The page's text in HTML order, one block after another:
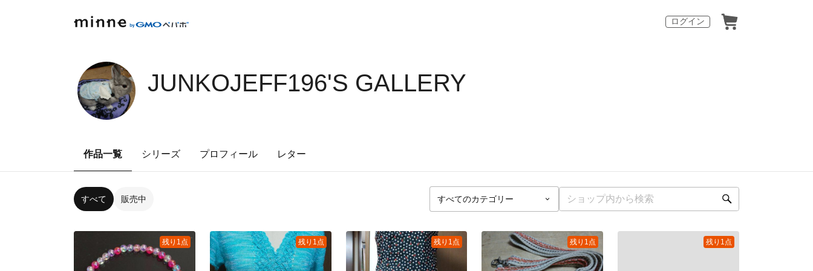
ログイン
JUNKOJEFF196'S GALLERY
作品一覧 シリーズ プロフィール レター
すべて 販売中
残り1点 残り1点 残り1点 残り1点 残り1点